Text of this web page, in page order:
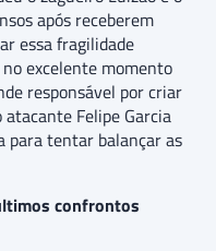
após receberem
essa fragilidade
excelente momento
responsável por criar
Felipe Garcia
para tentar balançar as
confrontos